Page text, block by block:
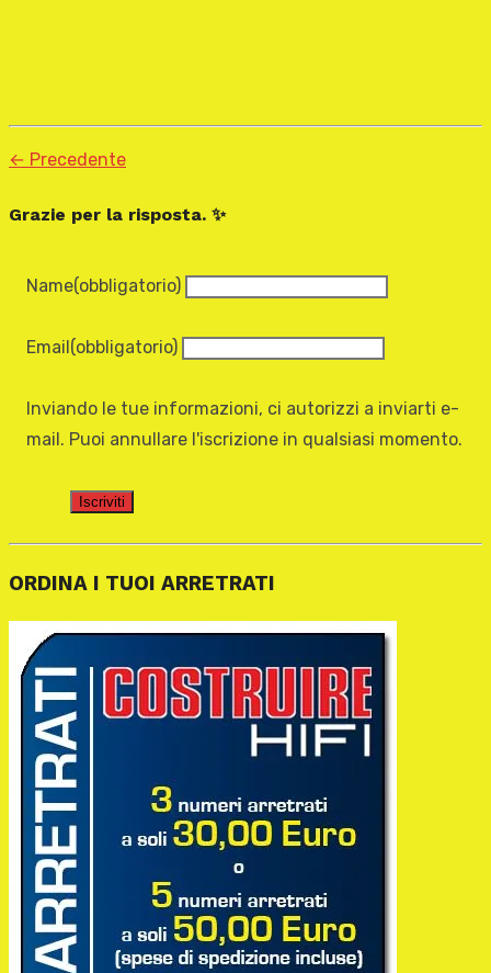
← Precedente
Grazie per la risposta. ✨
Name(obbligatorio)
Email(obbligatorio)
Inviando le tue informazioni, ci autorizzi a inviarti e-
mail. Puoi annullare l'iscrizione in qualsiasi momento.
Iscriviti
ORDINA I TUOI ARRETRATI